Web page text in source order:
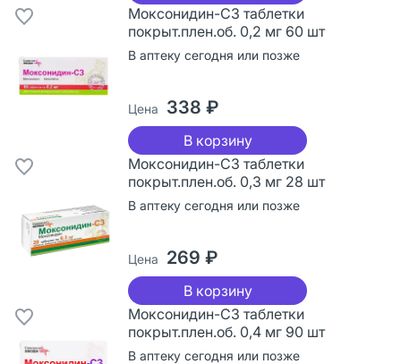
Моксонидин-СЗ таблетки
покрыт.плен.об. 0,2 мг 60 шт
В аптеку сегодня или позже
Цена 338 ₽
В корзину
Моксонидин-СЗ таблетки
покрыт.плен.об. 0,3 мг 28 шт
В аптеку сегодня или позже
Цена 269 ₽
В корзину
Моксонидин-СЗ таблетки
покрыт.плен.об. 0,4 мг 90 шт
В аптеку сегодня или позже